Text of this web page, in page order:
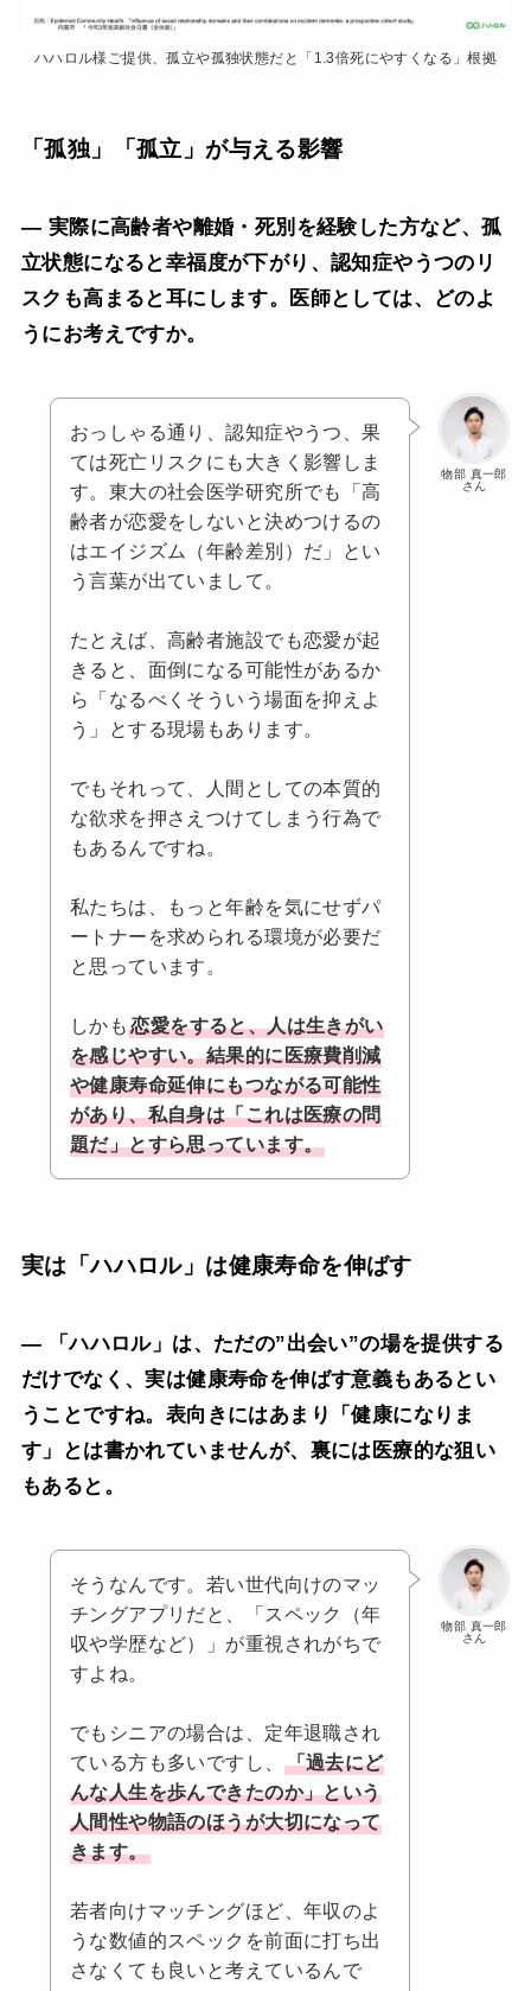
ハハロル様ご提供、孤立や孤独状態だと「1.3倍死にやすくなる」根拠
「孤独」「孤立」が与える影響
— 実際に高齢者や離婚・死別を経験した方など、孤
立状態になると幸福度が下がり、認知症やうつのリ
スクも高まると耳にします。医師としては、どのよ
うにお考えですか。
物部 真一郎
さん
おっしゃる通り、認知症やうつ、果
ては死亡リスクにも大きく影響しま
す。東大の社会医学研究所でも「高
齢者が恋愛をしないと決めつけるの
はエイジズム（年齢差別）だ」とい
う言葉が出ていまして。
たとえば、高齢者施設でも恋愛が起
きると、面倒になる可能性があるか
ら「なるべくそういう場面を抑えよ
う」とする現場もあります。
でもそれって、人間としての本質的
な欲求を押さえつけてしまう行為で
もあるんですね。
私たちは、もっと年齢を気にせずパ
ートナーを求められる環境が必要だ
と思っています。
しかも恋愛をすると、人は生きがい
を感じやすい。結果的に医療費削減
や健康寿命延伸にもつながる可能性
があり、私自身は「これは医療の問
題だ」とすら思っています。
実は「ハハロル」は健康寿命を伸ばす
— 「ハハロル」は、ただの”出会い”の場を提供する
だけでなく、実は健康寿命を伸ばす意義もあるとい
うことですね。表向きにはあまり「健康になりま
す」とは書かれていませんが、裏には医療的な狙い
もあると。
物部 真一郎
さん
そうなんです。若い世代向けのマッ
チングアプリだと、「スペック（年
収や学歴など）」が重視されがちで
すよね。
でもシニアの場合は、定年退職され
ている方も多いですし、
「過去にど
んな人生を歩んできたのか」という
人間性や物語のほうが大切になって
きます。
若者向けマッチングほど、年収のよ
うな数値的スペックを前面に打ち出
さなくても良いと考えているんで